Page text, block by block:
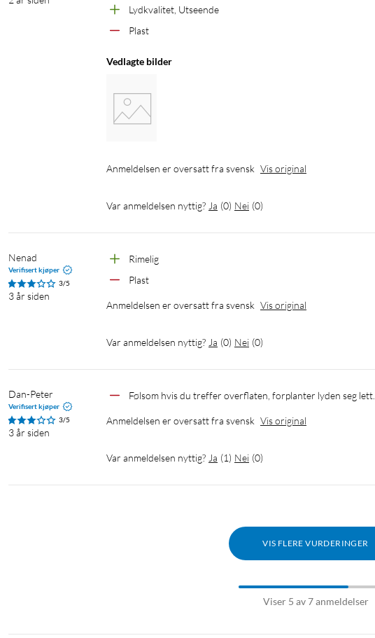
Lydkvalitet, Utseende
Plast
Vedlagte bilder
Anmeldelsen er oversatt fra svensk Vis original
Var anmeldelsen nyttig? Ja (0) Nei (0)
Nenad
Verifisert kjøper
3/5
3 år siden
Rimelig
Plast
Anmeldelsen er oversatt fra svensk Vis original
Var anmeldelsen nyttig? Ja (0) Nei (0)
Dan-Peter
Verifisert kjøper
3/5
3 år siden
Følsom hvis du treffer overflaten, forplanter lyden seg
Anmeldelsen er oversatt fra svensk Vis original
Var anmeldelsen nyttig? Ja (1) Nei (0)
VIS FLERE VURDERINGER
Viser 5 av 7 anmeldelser